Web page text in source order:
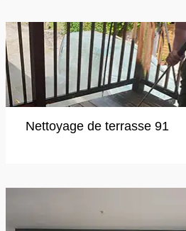
Nettoyage de terrasse 91